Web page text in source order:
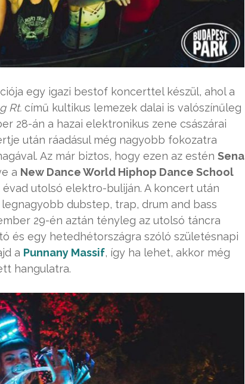
egy igazi bestof koncerttel készül, ahol a
Rt. című kultikus lemezek dalai is valószínűleg
28-án a hazai elektronikus zene császárai
után ráadásul még nagyobb fokozatra
Az már biztos, hogy ezen az estén Sena
a New Dance World Hiphop Dance School
utolsó elektro-buliján. A koncert után
dubstep, trap, drum and bass
29-én aztán tényleg az utolsó táncra
és egy hetedhétországra szóló születésnapi
a Punnany Massif, így ha lehet, akkor még
hangulatra.